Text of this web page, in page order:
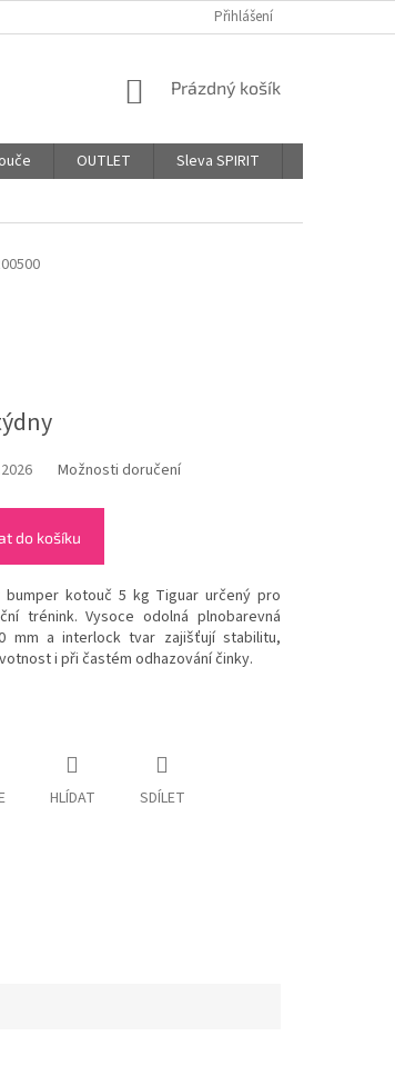
OSOBNÍCH ÚDAJŮ AFFILIATE PROGRAM
Přihlášení
NÁKUPNÍ
Prázdný košík
OUTLET Sleva SPIRIT
Možnosti doručení
do košíku
bumper kotouč 5 kg Tiguar určený pro
trénink. Vysoce odolná plnobarevná
mm a interlock tvar zajišťují stabilitu,
i při častém odhazování činky.
HLÍDAT SDÍLET